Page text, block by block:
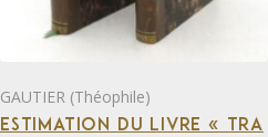
GAUTIER (Théophile)
ESTIMATION DU LIVRE « TRA